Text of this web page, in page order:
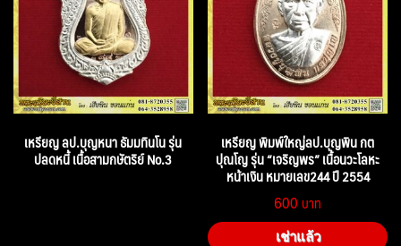
เหรียญ ลป.บุญหนา ธัมมทินโน รุ่น
ปลดหนี้ เนื้อสามกษัตริย์ No.3
เหรียญ พิมพ์ใหญ่ลป.บุญพิน กต
ปุณโญ รุ่น “เจริญพร” เนื้อนวะโลหะ
หน้าเงิน หมายเลข244 ปี 2554
600
เช่าแล้ว